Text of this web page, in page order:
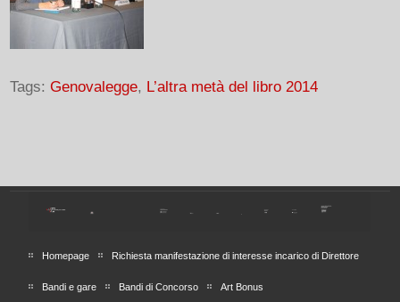
Tags: Genovalegge, L’altra metà del libro 2014
Homepage Richiesta manifestazione di interesse incarico di Direttore
Bandi e gare Bandi di Concorso Art Bonus